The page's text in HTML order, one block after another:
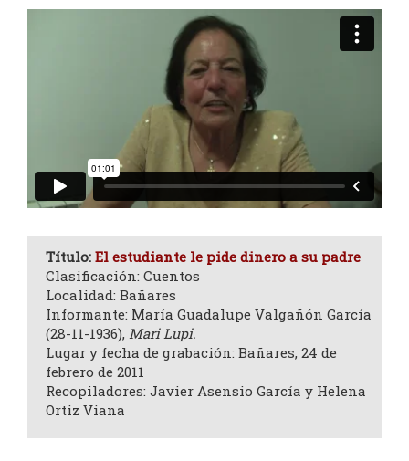
Título: El estudiante le pide dinero a su padre
Clasificación: Cuentos
Localidad: Bañares
Informante: María Guadalupe Valgañón García
(28-11-1936), Mari Lupi.
Lugar y fecha de grabación: Bañares, 24 de
febrero de 2011
Recopiladores: Javier Asensio García y Helena
Ortiz Viana